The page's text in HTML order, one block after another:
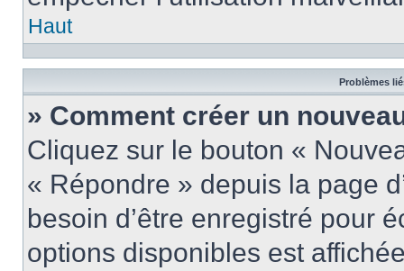
Haut
Problèmes
» Comment créer un
Cliquez sur le bouton «
« Répondre » depuis la page
besoin d’être enregistré pour
options disponibles est